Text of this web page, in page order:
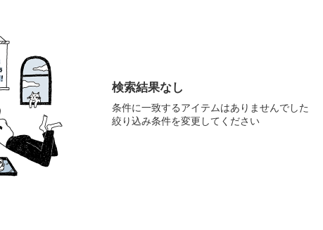
検索結果なし
条件に一致するアイテムはありませんでした
絞り込み条件を変更してください